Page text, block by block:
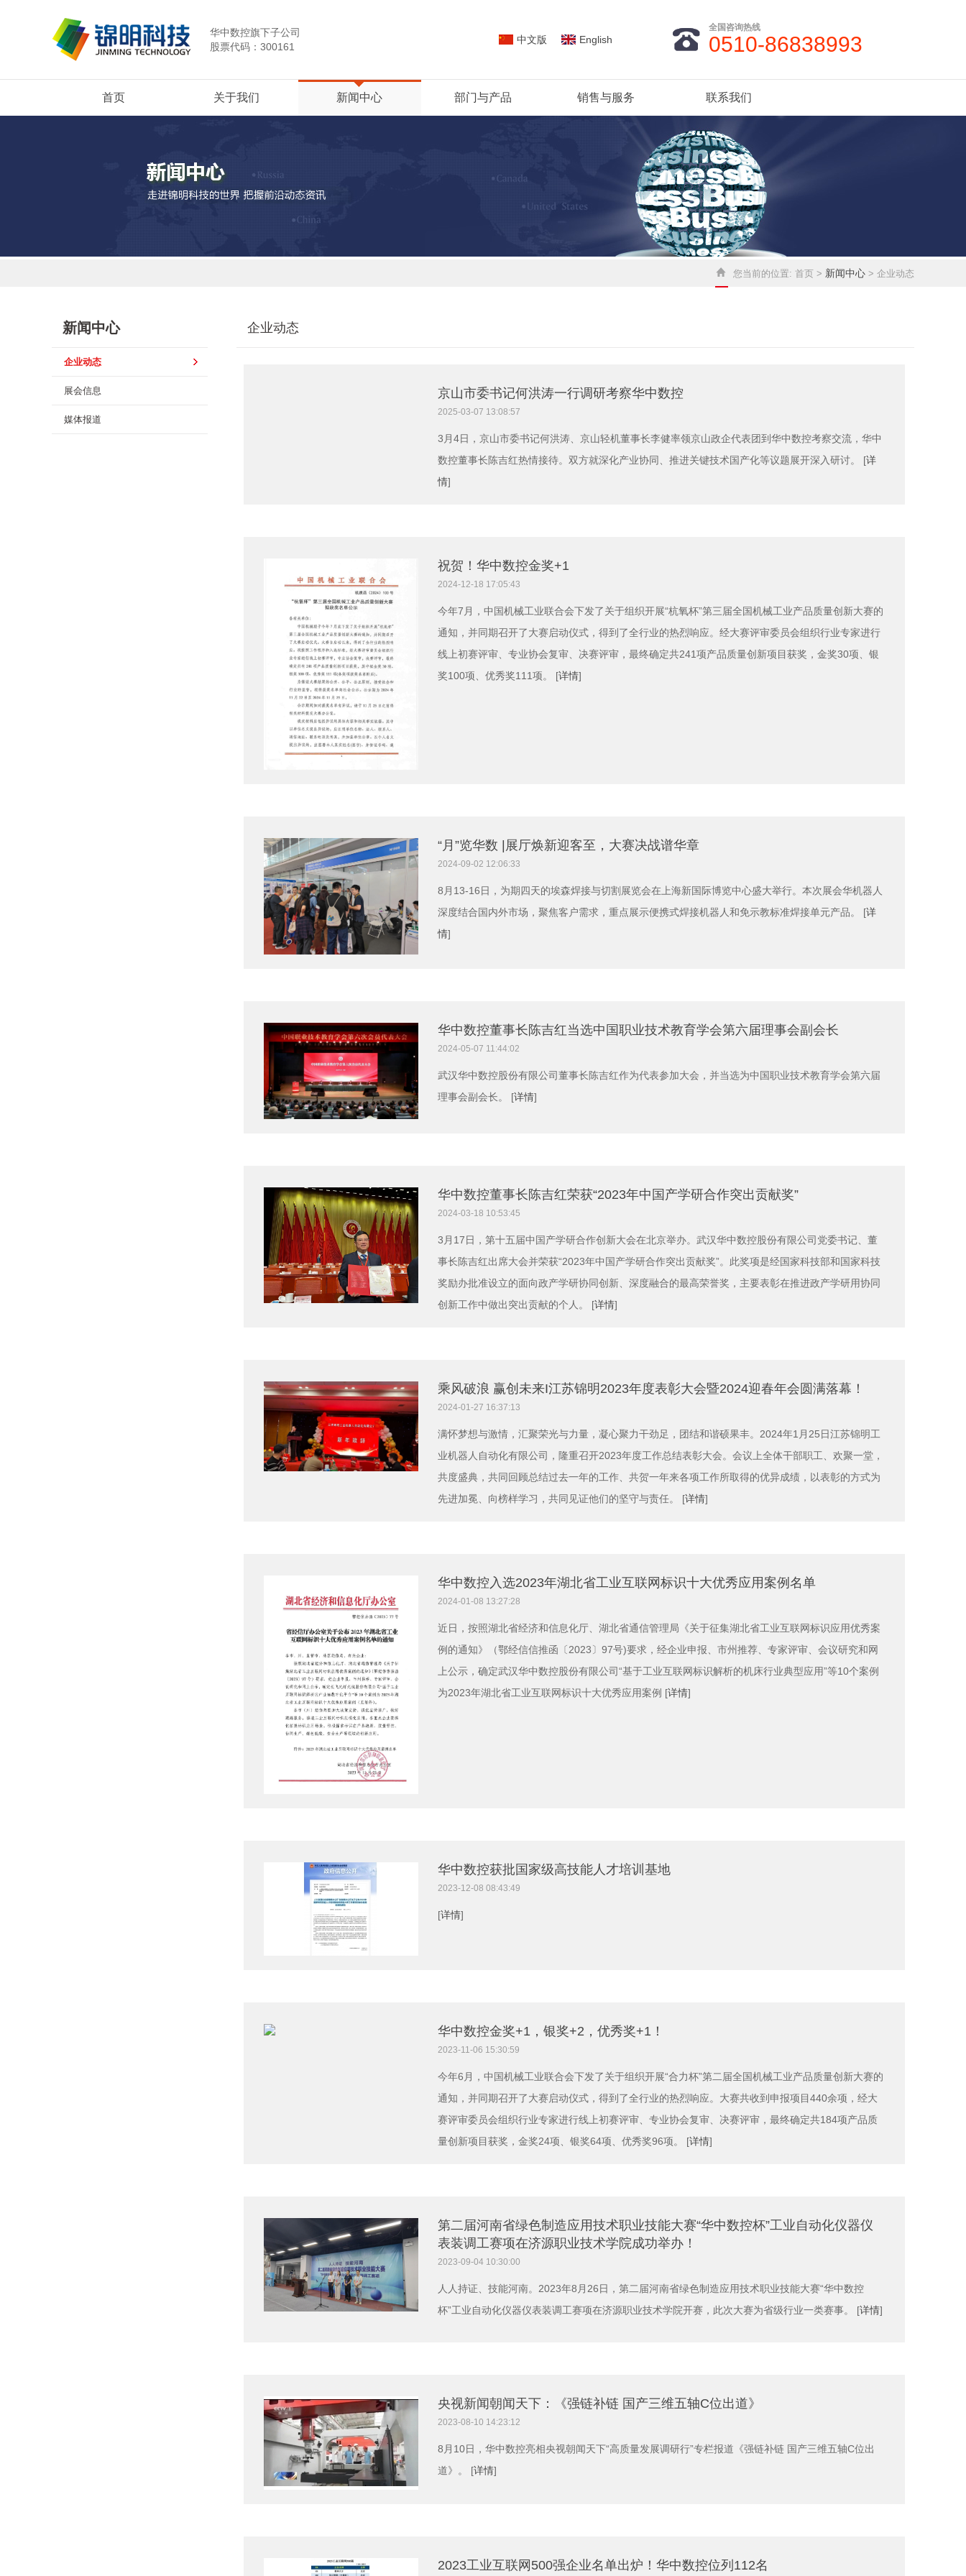
华中数控旗下子公司
股票代码：300161
中文版 English
全国咨询热线
0510-86838993
首页 关于我们 新闻中心 部门与产品 销售与服务 联系我们
您当前的位置: 首页 > 新闻中心 > 企业动态
新闻中心
企业动态
展会信息
媒体报道
企业动态
京山市委书记何洪涛一行调研考察华中数控
2025-03-07 13:08:57
3月4日，京山市委书记何洪涛、京山轻机董事长李健率领京山政企代表团到华中数控考察交流，华中
数控董事长陈吉红热情接待。双方就深化产业协同、推进关键技术国产化等议题展开深入研讨。 [详
情]
祝贺！华中数控金奖+1
2024-12-18 17:05:43
今年7月，中国机械工业联合会下发了关于组织开展“杭氧杯”第三届全国机械工业产品质量创新大赛的
通知，并同期召开了大赛启动仪式，得到了全行业的热烈响应。经大赛评审委员会组织行业专家进行
线上初赛评审、专业协会复审、决赛评审，最终确定共241项产品质量创新项目获奖，金奖30项、银
奖100项、优秀奖111项。 [详情]
“月”览华数 |展厅焕新迎客至，大赛决战谱华章
2024-09-02 12:06:33
8月13-16日，为期四天的埃森焊接与切割展览会在上海新国际博览中心盛大举行。本次展会华机器人
深度结合国内外市场，聚焦客户需求，重点展示便携式焊接机器人和免示教标准焊接单元产品。 [详
情]
华中数控董事长陈吉红当选中国职业技术教育学会第六届理事会副会长
2024-05-07 11:44:02
武汉华中数控股份有限公司董事长陈吉红作为代表参加大会，并当选为中国职业技术教育学会第六届
理事会副会长。 [详情]
华中数控董事长陈吉红荣获“2023年中国产学研合作突出贡献奖”
2024-03-18 10:53:45
3月17日，第十五届中国产学研合作创新大会在北京举办。武汉华中数控股份有限公司党委书记、董
事长陈吉红出席大会并荣获“2023年中国产学研合作突出贡献奖”。此奖项是经国家科技部和国家科技
奖励办批准设立的面向政产学研协同创新、深度融合的最高荣誉奖，主要表彰在推进政产学研用协同
创新工作中做出突出贡献的个人。 [详情]
乘风破浪 赢创未来I江苏锦明2023年度表彰大会暨2024迎春年会圆满落幕！
2024-01-27 16:37:13
满怀梦想与激情，汇聚荣光与力量，凝心聚力干劲足，团结和谐硕果丰。2024年1月25日江苏锦明工
业机器人自动化有限公司，隆重召开2023年度工作总结表彰大会。会议上全体干部职工、欢聚一堂，
共度盛典，共同回顾总结过去一年的工作、共贺一年来各项工作所取得的优异成绩，以表彰的方式为
先进加冕、向榜样学习，共同见证他们的坚守与责任。 [详情]
华中数控入选2023年湖北省工业互联网标识十大优秀应用案例名单
2024-01-08 13:27:28
近日，按照湖北省经济和信息化厅、湖北省通信管理局《关于征集湖北省工业互联网标识应用优秀案
例的通知》（鄂经信信推函〔2023〕97号)要求，经企业申报、市州推荐、专家评审、会议研究和网
上公示，确定武汉华中数控股份有限公司“基于工业互联网标识解析的机床行业典型应用”等10个案例
为2023年湖北省工业互联网标识十大优秀应用案例 [详情]
华中数控获批国家级高技能人才培训基地
2023-12-08 08:43:49
[详情]
华中数控金奖+1，银奖+2，优秀奖+1！
2023-11-06 15:30:59
今年6月，中国机械工业联合会下发了关于组织开展“合力杯”第二届全国机械工业产品质量创新大赛的
通知，并同期召开了大赛启动仪式，得到了全行业的热烈响应。大赛共收到申报项目440余项，经大
赛评审委员会组织行业专家进行线上初赛评审、专业协会复审、决赛评审，最终确定共184项产品质
量创新项目获奖，金奖24项、银奖64项、优秀奖96项。 [详情]
第二届河南省绿色制造应用技术职业技能大赛“华中数控杯”工业自动化仪器仪
表装调工赛项在济源职业技术学院成功举办！
2023-09-04 10:30:00
人人持证、技能河南。2023年8月26日，第二届河南省绿色制造应用技术职业技能大赛“华中数控
杯”工业自动化仪器仪表装调工赛项在济源职业技术学院开赛，此次大赛为省级行业一类赛事。 [详情]
央视新闻朝闻天下：《强链补链 国产三维五轴C位出道》
2023-08-10 14:23:12
8月10日，华中数控亮相央视朝闻天下“高质量发展调研行”专栏报道《强链补链 国产三维五轴C位出
道》。 [详情]
2023工业互联网500强企业名单出炉！华中数控位列112名